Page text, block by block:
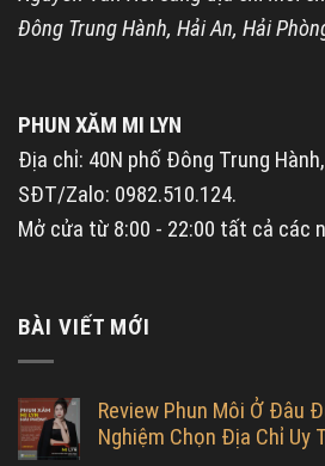
Đông Trung Hành, Hải An, Hải
PHUN XĂM MI LYN
Địa chỉ: 40N phố Đông Trung
SĐT/Zalo: 0982.510.124.
Mở cửa từ 8:00 - 22:00 tất cả các
BÀI VIẾT MỚI
Review Phun Môi Ở Đâu
Nghiệm Chọn Địa Chỉ Uy